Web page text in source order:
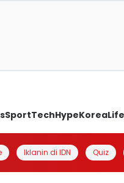
SportTechHypeKoreaLife
Iklanin di IDN Quiz